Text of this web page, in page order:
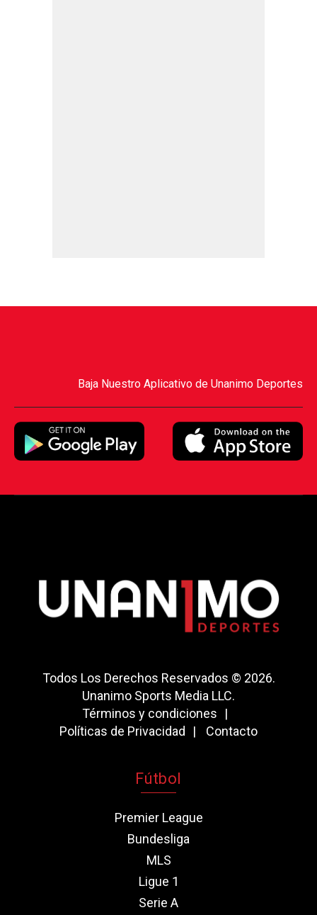
Baja Nuestro Aplicativo de Unanimo Deportes
Todos Los Derechos Reservados © 2026.
Unanimo Sports Media LLC.
Términos y condiciones
Políticas de Privacidad
Contacto
Fútbol
Premier League
Bundesliga
MLS
Ligue 1
Serie A